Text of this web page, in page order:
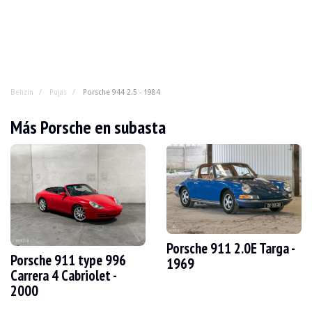
Benzin Pujas Porsche 944 2.5 - 1984
Porsche 944 2.5 - 1984
Inicialmente concebida para ampliar la gama Porsche
AÑO 1984
KILOMETRAJE 53.500 km
MOTOR
COMBUSTIBLE Gasolina
CILINDRADA 2.5
POTENCIA
CAJA
COLOR
Más Porsche en subasta
Porsche 911 type 996
Carrera 4 Cabriolet -
2000
Porsche 911 2.0E Targa -
1969